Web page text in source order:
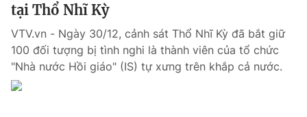
Nguyễn Trọng Ninh
Tổng đài VTV: 024.38 355 931 - 024.38 355 932
Ðiện thoại Thời báo VTV: 024.66 897 897
Email: toasoan@vtv.vn
Liên hệ quảng cáo:
tại Thổ Nhĩ Kỳ
VTV.vn - Ngày 30/12, cảnh sát Thổ Nhĩ Kỳ đã bắt giữ
100 đối tượng bị tình nghi là thành viên của tổ chức
"Nhà nước Hồi giáo" (IS) tự xưng trên khắp cả nước.